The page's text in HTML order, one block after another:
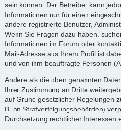
sein können. Der Betreiber kann
Informationen nur für einen
andere registrierte Benutzer,
Wenn Sie Fragen dazu haben,
Informationen im Forum oder
Mail-Adresse aus Ihrem Profil ist
und von ihm beauftragte Personen
Andere als die oben genannten
Ihrer Zustimmung an Dritte
auf Grund gesetzlicher Regelungen
B. an Strafverfolgungsbehörden)
Durchsetzung rechtlicher Interessen